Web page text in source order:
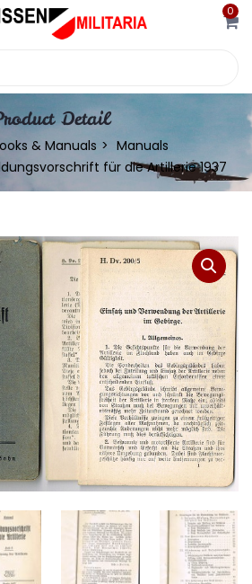
0
Detail
& Manuals
Manuals
für die Artillerie 1937